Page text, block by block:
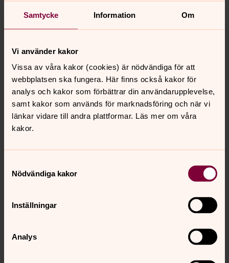
Samtycke Information Om
Vi använder kakor
Vissa av våra kakor (cookies) är nödvändiga för att
webbplatsen ska fungera. Här finns också kakor för
analys och kakor som förbättrar din användarupplevelse,
samt kakor som används för marknadsföring och när vi
länkar vidare till andra plattformar. Läs mer om våra
kakor.
Nödvändiga kakor
Inställningar
Analys